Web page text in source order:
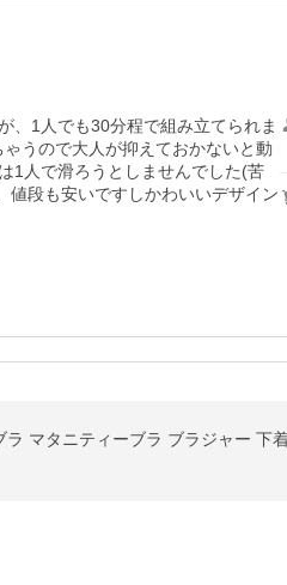
、1人でも30分程で組み立てられま
うので大人が抑えておかないと動
1人で滑ろうとしませんでした(苦
値段も安いですしかわいいデザイン
マタニティーブラ ブラジャー 下